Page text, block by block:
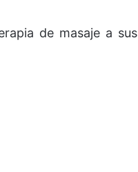
de masaje a sus